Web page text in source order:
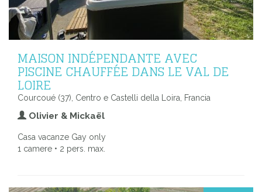
MAISON INDÉPENDANTE AVEC
PISCINE CHAUFFÉE DANS LE VAL DE
LOIRE
Courcoué (37), Centro e Castelli della Loira, Francia
Olivier & Mickaël
Casa vacanze Gay only
1 camere • 2 pers. max.